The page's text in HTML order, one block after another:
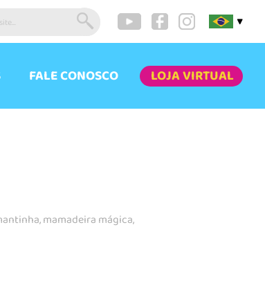
▼
FALE CONOSCO LOJA VIRTUAL
mamadeira mágica,